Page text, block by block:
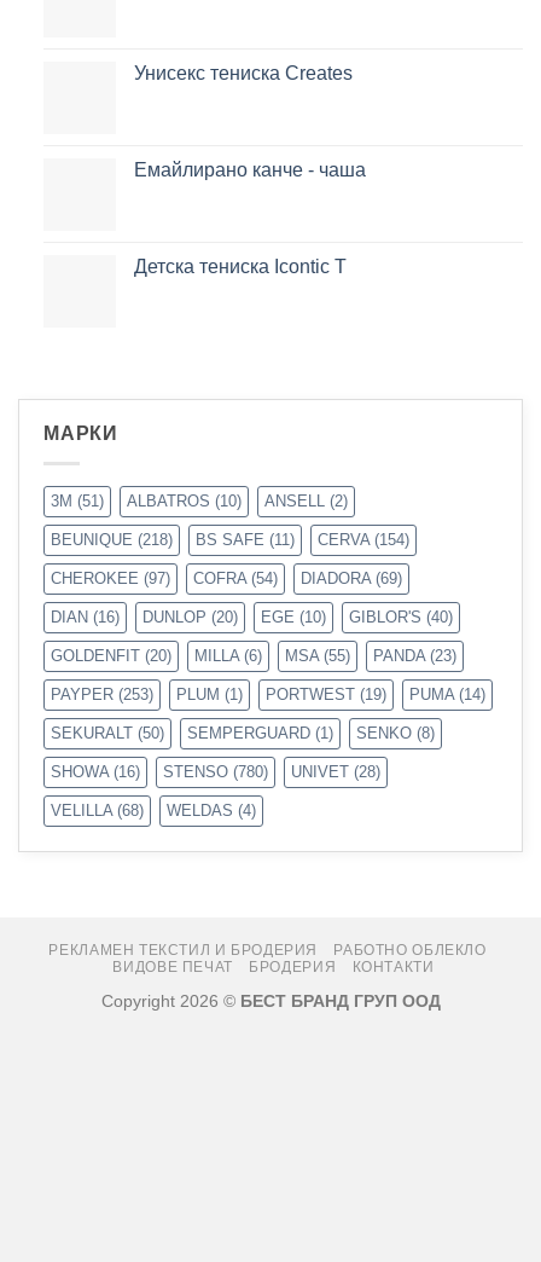
Унисекс тениска Creates
Емайлирано канче - чаша
Детска тениска Icontic T
МАРКИ
3M (51) ALBATROS (10) ANSELL (2)
BEUNIQUE (218) BS SAFE (11) CERVA (154)
CHEROKEE (97) COFRA (54) DIADORA (69)
DIAN (16) DUNLOP (20) EGE (10) GIBLOR'S (40)
GOLDENFIT (20) MILLA (6) MSA (55) PANDA (23)
PAYPER (253) PLUM (1) PORTWEST (19) PUMA (14)
SEKURALT (50) SEMPERGUARD (1) SENKO (8)
SHOWA (16) STENSO (780) UNIVET (28)
VELILLA (68) WELDAS (4)
РЕКЛАМЕН ТЕКСТИЛ И БРОДЕРИЯ
РАБОТНО ОБЛЕКЛО
ВИДОВЕ ПЕЧАТ
БРОДЕРИЯ КОНТАКТИ
Copyright 2026 © БЕСТ БРАНД ГРУП ООД